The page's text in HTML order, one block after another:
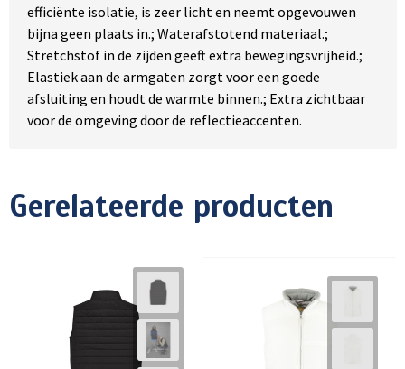
efficiënte isolatie, is zeer licht en neemt opgevouwen
bijna geen plaats in.; Waterafstotend materiaal.;
Stretchstof in de zijden geeft extra bewegingsvrijheid.;
Elastiek aan de armgaten zorgt voor een goede
afsluiting en houdt de warmte binnen.; Extra zichtbaar
voor de omgeving door de reflectieaccenten.
Gerelateerde producten